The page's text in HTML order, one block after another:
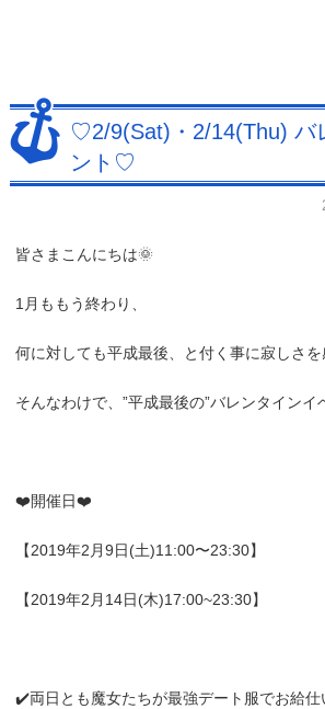
♡2/9(Sat)・2/14(Thu) バ
ント♡
皆さまこんにちは🌞
1月ももう終わり、
何に対しても平成最後、と付く事に寂しさ
そんなわけで、”平成最後の”バレンタイン
❤️開催日❤️
【2019年2月9日(土)11:00〜23:30】
【2019年2月14日(木)17:00~23:30】
✔️両日とも魔女たちが最強デート服でお給